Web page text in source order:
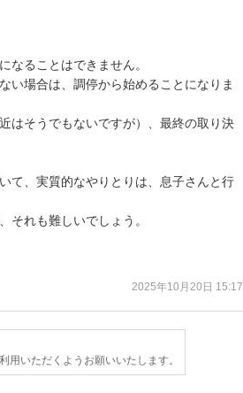
なることはできません。
い場合は、調停から始めることになりま
はそうでもないですが）、最終の取り決
て、実質的なやりとりは、息子さんと行
それも難しいでしょう。
2025年10月20日 15:17
用いただくようお願いいたします。